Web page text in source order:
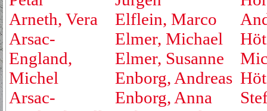
Arneth, Vera
Arsac-
England,
Michel
Arsac-
Elflein, Marco
Elmer, Michael
Elmer, Susanne
Enborg, Andreas
Enborg, Anna